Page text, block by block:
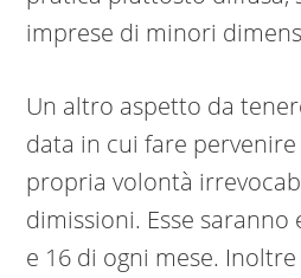
imprese di minori
Un altro aspetto da
data in cui fare
propria volontà
dimissioni. Esse saranno
e 16 di ogni mese.